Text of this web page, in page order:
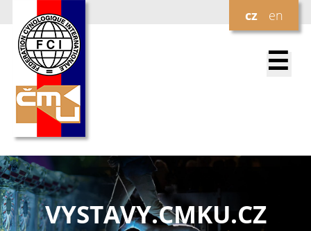
cz en
☰
VYSTAVY.CMKU.CZ